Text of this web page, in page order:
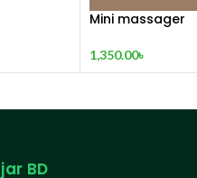
Mini massager
1,350.00৳
BD